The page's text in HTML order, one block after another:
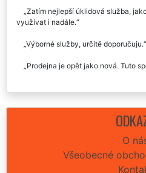
Zatím nejlepší úklidová služba,
využívat i nadále.
Výborné služby, určitě doporučuju.
Prodejna je opět jako nová. Tuto
O
Všeobecné